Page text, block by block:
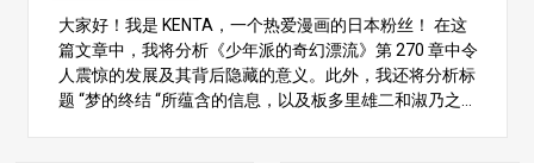
体。裕二的意志和身体与苏库纳的直接控制保持分离。 2.
2. すくな不能接触裕二背后的 “诅咒限制 淑娜之所以无法
接触裕二，与 “诅咒限制 “有关。在整个故事中，淑娜经常
对自己无法触摸裕二的身体表示沮丧。这说明裕二虽然拥
大家好！我是 KENTA，一个热爱漫画的日本粉丝！ 在这
篇文章中，我将分析《少年派的奇幻漂流》第 270 章中令
人震惊的发展及其背后隐藏的意义。此外，我还将分析标
题 “梦的终结 “所蕴含的信息，以及板多里雄二和淑乃之间